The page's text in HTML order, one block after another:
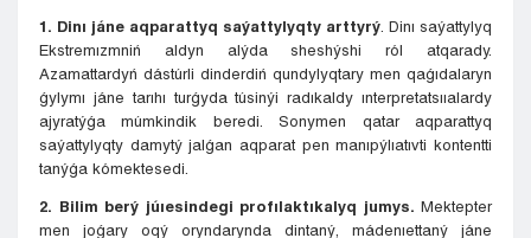
1. Dinı jáne aqparattyq saýattylyqty arttyrý . Dinı saýattylyq
Ekstremızmniń aldyn alýda sheshýshi ról atqarady.
Azamattardyń dástúrli dinderdiń qundylyqtary men qaǵıdalaryn
ǵylymı jáne tarıhı turǵyda túsinýi radıkaldy ınterpretatsııalardy
ajyratýǵa múmkindik beredi. Sonymen qatar aqparattyq
saýattylyqty damytý jalǵan aqparat pen manıpýlıatıvti kontentti
tanýǵa kómektesedi.
2. Bilim berý júıesindegi profılaktıkalyq jumys. Mektepter
men joǵary oqý oryndarynda dintaný, mádenıettaný jáne